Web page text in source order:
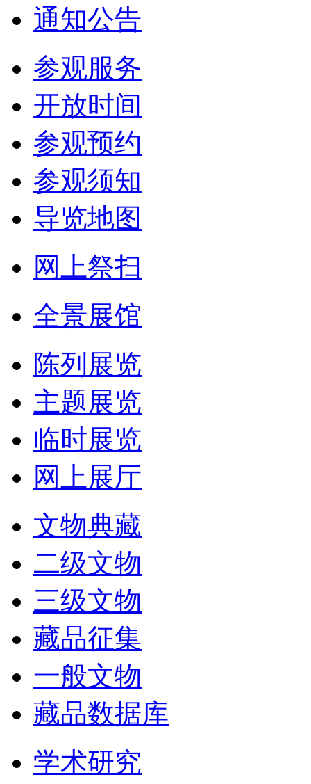
通知公告
参观服务
开放时间
参观预约
参观须知
导览地图
网上祭扫
全景展馆
陈列展览
主题展览
临时展览
网上展厅
文物典藏
二级文物
三级文物
藏品征集
一般文物
藏品数据库
学术研究